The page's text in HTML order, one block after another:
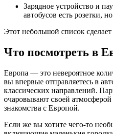
Зарядное устройство и
автобусов есть розетки,
Этот небольшой список
Что посмотреть в
Европа — это невероятное
вы впервые отправляетесь в
классических направлений.
очаровывают своей
знакомства с Европой.
Если же вы хотите чего-то